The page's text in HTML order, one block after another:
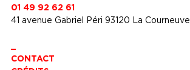
01 49 92 62 61
41 avenue Gabriel Péri 93120 La Courneuve
CONTACT